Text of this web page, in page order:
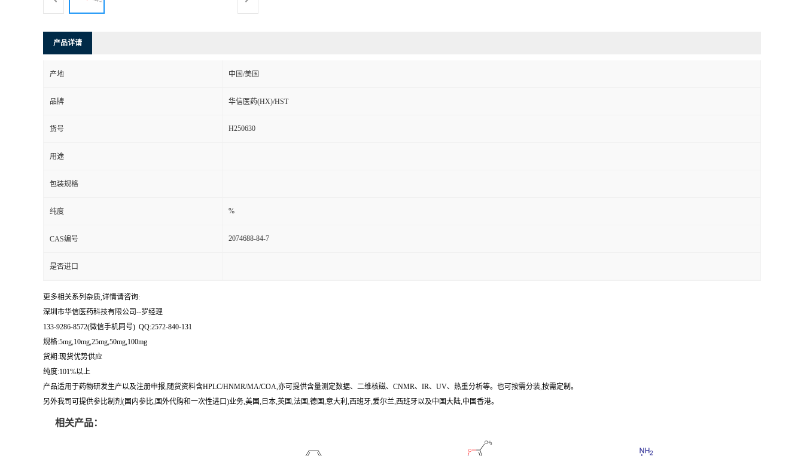
产品详请
产地 中国/美国
品牌 华信医药(HX)/HST
货号 H250630
用途
包装规格
纯度 %
CAS编号 2074688-84-7
是否进口
更多相关系列杂质,详情请咨询:
深圳市华信医药科技有限公司--罗经理
133-9286-8572(微信手机同号) QQ:2572-840-131
规格:5mg,10mg,25mg,50mg,100mg
货期:现货优势供应
纯度:101%以上
产品适用于药物研发生产以及注册申报,随货资料含HPLC/HNMR/MA/COA,亦可提供含量测定数据、二维核磁、CNMR、IR、UV、热重分析等。也可按需分装,按需定制。
另外我司可提供参比制剂(国内参比,国外代购和一次性进口)业务,美国,日本,英国,法国,德国,意大利,西班牙,爱尔兰,西班牙以及中国大陆,中国香港。
相关产品：